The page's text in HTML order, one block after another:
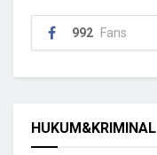
992 Fans
HUKUM&KRIMINAL